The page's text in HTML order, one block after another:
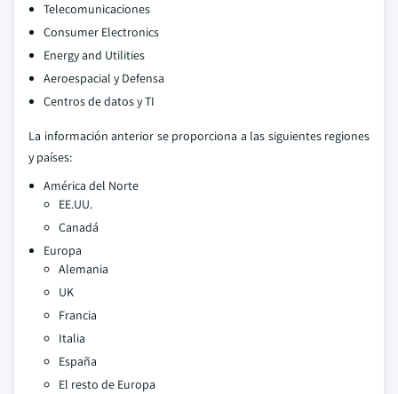
Telecomunicaciones
Consumer Electronics
Energy and Utilities
Aeroespacial y Defensa
Centros de datos y TI
La información anterior se proporciona a las siguientes regiones
y países:
América del Norte
EE.UU.
Canadá
Europa
Alemania
UK
Francia
Italia
España
El resto de Europa